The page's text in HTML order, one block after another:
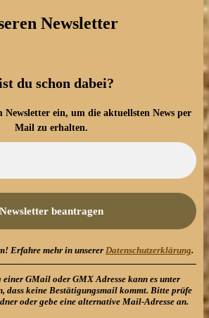
Newsletter
du schon dabei?
Newsletter ein, um die aktuellsten News per
Mail zu erhalten.
Erfahre mehr in unserer Datenschutzerklärung.
einer GMail oder GMX Adresse kann es unter
dass keine Bestätigungsmail kommt. Bitte prüfe
oder gebe eine alternative Mail-Adresse an.